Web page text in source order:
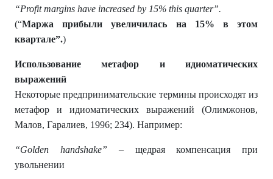
“Profit margins have increased by 15% this quarter”.
(“Маржа прибыли увеличилась на 15% в этом
квартале”.)
Использование метафор и идиоматических
выражений
Некоторые предпринимательские термины происходят из
метафор и идиоматических выражений (Олимжонов,
Малов, Гаралиев, 1996; 234). Например:
“Golden handshake” – щедрая компенсация при
увольнении